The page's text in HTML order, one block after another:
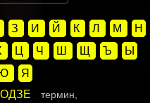
З И Й К Л М
Н
Ц Ч Ш Щ Ъ
Ы
Я
термин,